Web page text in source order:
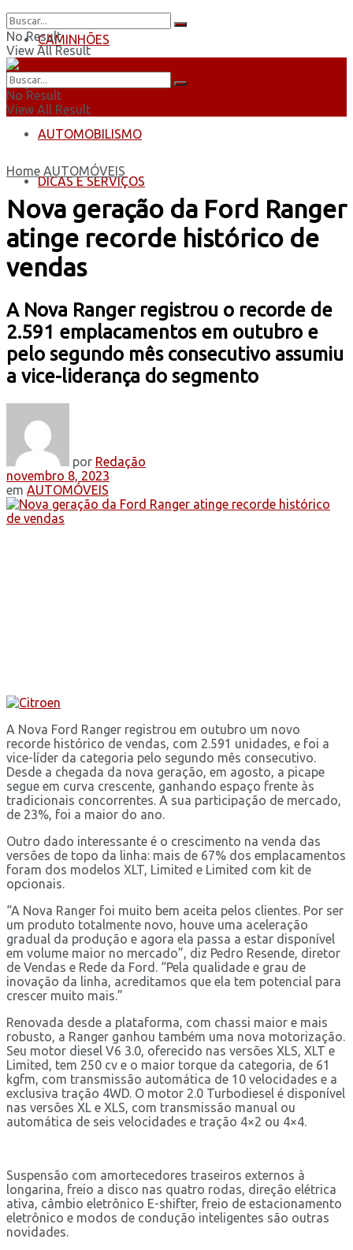
CAMINHÕES
ÔNIBUS
AUTOMOBILISMO
DICAS E SERVIÇOS
No Result
View All Result
No Result
View All Result
Home AUTOMÓVEIS
Nova geração da Ford Ranger
atinge recorde histórico de
vendas
A Nova Ranger registrou o recorde de
2.591 emplacamentos em outubro e
pelo segundo mês consecutivo assumiu
a vice-liderança do segmento
por Redação
novembro 8, 2023
em AUTOMÓVEIS
A Nova Ford Ranger registrou em outubro um novo
recorde histórico de vendas, com 2.591 unidades, e foi a
vice-líder da categoria pelo segundo mês consecutivo.
Desde a chegada da nova geração, em agosto, a picape
segue em curva crescente, ganhando espaço frente às
tradicionais concorrentes. A sua participação de mercado,
de 23%, foi a maior do ano.
Outro dado interessante é o crescimento na venda das
versões de topo da linha: mais de 67% dos emplacamentos
foram dos modelos XLT, Limited e Limited com kit de
opcionais.
“A Nova Ranger foi muito bem aceita pelos clientes. Por ser
um produto totalmente novo, houve uma aceleração
gradual da produção e agora ela passa a estar disponível
em volume maior no mercado”, diz Pedro Resende, diretor
de Vendas e Rede da Ford. “Pela qualidade e grau de
inovação da linha, acreditamos que ela tem potencial para
crescer muito mais.”
Renovada desde a plataforma, com chassi maior e mais
robusto, a Ranger ganhou também uma nova motorização.
Seu motor diesel V6 3.0, oferecido nas versões XLS, XLT e
Limited, tem 250 cv e o maior torque da categoria, de 61
kgfm, com transmissão automática de 10 velocidades e a
exclusiva tração 4WD. O motor 2.0 Turbodiesel é disponível
nas versões XL e XLS, com transmissão manual ou
automática de seis velocidades e tração 4×2 ou 4×4.
Suspensão com amortecedores traseiros externos à
longarina, freio a disco nas quatro rodas, direção elétrica
ativa, câmbio eletrônico E-shifter, freio de estacionamento
eletrônico e modos de condução inteligentes são outras
novidades.